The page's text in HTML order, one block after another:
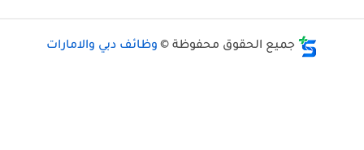
جميع الحقوق محفوظة © وظائف دبي والامارات